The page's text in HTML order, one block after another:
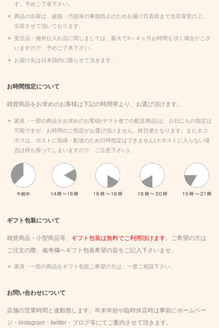
す。予めご了承下さい。
商品の出荷は、破損・汚損等の事故防止のためお届け日直前まで当店保管の上、
出荷させて頂いております。
受注品・海外仕入れ品に関しましては、最大で3～４ヶ月お時間を頂く場合がござ
いますので、予めご了承下さい。
お届け先は日本国内に限らせて頂きます。
お時間指定について
雑貨商品をお求めのお客様は下記の時間帯より、お選び頂けます。
家具・一部の商品をお求めのお客様(ヤマト便での配送商品)は、お日にちの指定は
可能ですが、お時間のご指定がお選び頂けません。終日便となります。またネコ
ポスは、ポストに投函・配達のため日時指定はできません(※ポストに入らない場
合は持ち帰ってしまいますので、ご注意下さい)。
午前中、14時～16時、16時～18時、18時～20時、19時～21時
ギフト包装について
雑貨商品・小型商品等、 ギフト包装は無料でご利用頂けます。ご希望の方は
ご注文の際、備考欄へギフト包装希望の旨をご記入下さいませ。
家具・一部の商品をギフト包装ご希望の方は、一度ご相談下さい。
お問い合わせについて
店舗の営業時間と連動致します。年末年始や臨時休店時は事前にホームペー
ジ・instagram・twitter・ ブログ等にてご案内させて頂きます。